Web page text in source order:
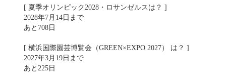
[ 夏季オリンピック2028・ロサンゼルスは？ ]
2028年7月14日まで
あと708日
[ 横浜国際園芸博覧会（GREEN×EXPO 2027） は？ ]
2027年3月19日まで
あと225日